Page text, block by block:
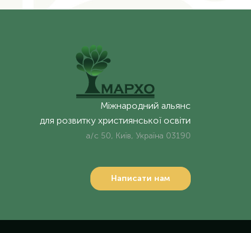
Міжнародний альянс
для розвитку християнської освіти
а/с 50, Київ, Україна 03190
Написати нам